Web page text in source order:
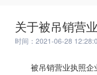
关于被吊销营
时间：2021-06-28
被吊销营业执照